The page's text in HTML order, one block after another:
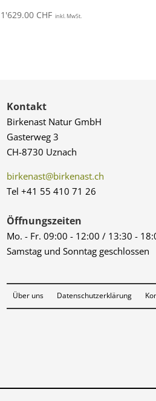
1'629.00 CHF inkl. MwSt.
Kontakt
Birkenast Natur GmbH
Gasterweg 3
CH-8730 Uznach
birkenast@birkenast.ch
Tel +41 55 410 71 26
Öffnungszeiten
Mo. - Fr. 09:00 - 12:00 / 13:30 -
Samstag und Sonntag geschlossen
Über uns Datenschutzerklärung